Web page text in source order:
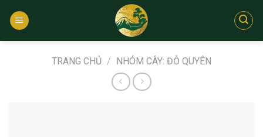
qua
TRANG CHỦ / NHÓM CÂY: ĐỖ QUYÊN